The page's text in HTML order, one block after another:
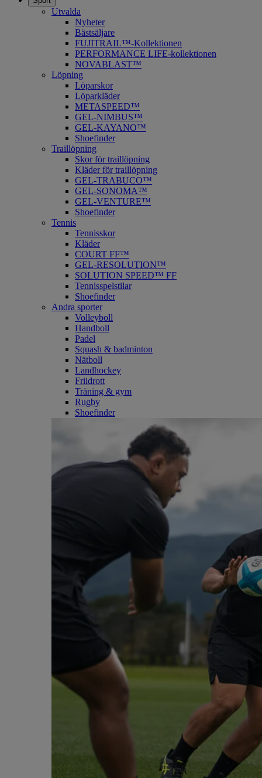
Utvalda
Nyheter
Bästsäljare
FUJITRAIL™-Kollektionen
PERFORMANCE LIFE-kollektionen
NOVABLAST™
Löpning
Löparskor
Löparkläder
METASPEED™
​GEL-NIMBUS™
GEL-KAYANO™
Shoefinder
Traillöpning
Skor för traillöpning
Kläder för traillöpning
GEL-TRABUCO™
GEL-SONOMA™
GEL-VENTURE™
Shoefinder
Tennis
Tennisskor
Kläder
COURT FF™
GEL-RESOLUTION™
SOLUTION SPEED™ FF
Tennisspelstilar
Shoefinder
Andra sporter
Volleyboll
Handboll
Padel
Squash & badminton
Nätboll
Landhockey
Friidrott
Träning & gym
Rugby
Shoefinder